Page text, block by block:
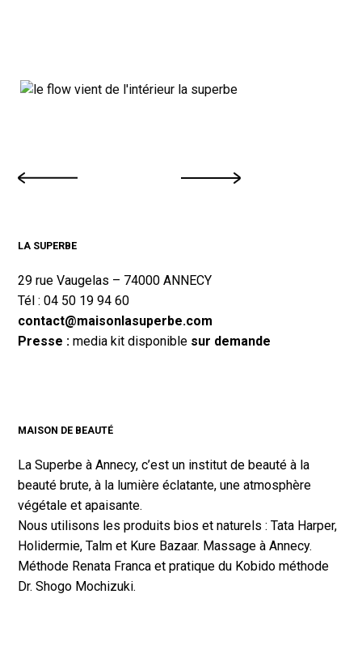
LA SUPERBE
29 rue Vaugelas – 74000 ANNECY
Tél : 04 50 19 94 60
contact@maisonlasuperbe.com
Presse : media kit disponible sur demande
MAISON DE BEAUTÉ
La Superbe à Annecy, c’est un institut de beauté à la
beauté brute, à la lumière éclatante, une atmosphère
végétale et apaisante.
Nous utilisons les produits bios et naturels : Tata Harper,
Holidermie, Talm et Kure Bazaar. Massage à Annecy.
Méthode Renata Franca et pratique du Kobido méthode
Dr. Shogo Mochizuki.